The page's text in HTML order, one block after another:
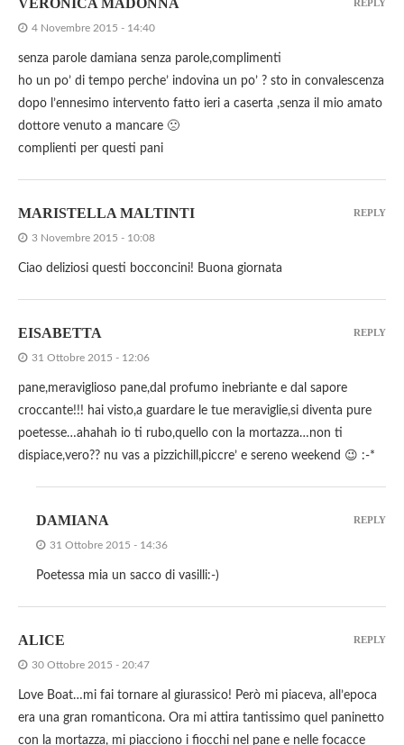
VERONICA MADONNA
4 Novembre 2015 - 14:40
senza parole damiana senza parole,complimenti
ho un po’ di tempo perche’ indovina un po’ ? sto in convalescenza
dopo l’ennesimo intervento fatto ieri a caserta ,senza il mio amato
dottore venuto a mancare 🙁
complienti per questi pani
REPLY
MARISTELLA MALTINTI
3 Novembre 2015 - 10:08
Ciao deliziosi questi bocconcini! Buona giornata
REPLY
EISABETTA
31 Ottobre 2015 - 12:06
pane,meraviglioso pane,dal profumo inebriante e dal sapore
croccante!!! hai visto,a guardare le tue meraviglie,si diventa pure
poetesse…ahahah io ti rubo,quello con la mortazza…non ti
dispiace,vero?? nu vas a pizzichill,piccre’ e sereno weekend 😉 :-*
REPLY
DAMIANA
31 Ottobre 2015 - 14:36
Poetessa mia un sacco di vasilli:-)
REPLY
ALICE
30 Ottobre 2015 - 20:47
Love Boat…mi fai tornare al giurassico! Però mi piaceva, all’epoca
era una gran romanticona. Ora mi attira tantissimo quel paninetto
con la mortazza, mi piacciono i fiocchi nel pane e nelle focacce
REPLY